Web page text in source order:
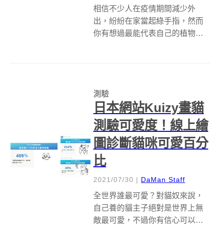
相信不少人在疫情期間減少外
出，紛紛在家當起綠手指，然而
你有想過最能代表自己的植物色
植覺走」後，再度推出全新植物
療癒測驗「我的...
測驗
日本網站Kuizy畫貓
測驗可愛度！線上繪
圖診斷貓咪可愛百分
比
2021/07/30 | DaMan Staff
全世界誰最可愛？對貓奴來說，
自己養的貓主子絕對是世界上無
敵最可愛，不過你有信心可以畫